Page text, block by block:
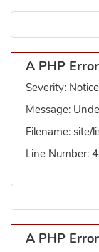
A PHP
Severity: Notice
Message:
Filename: site/
Line Number:
A PHP